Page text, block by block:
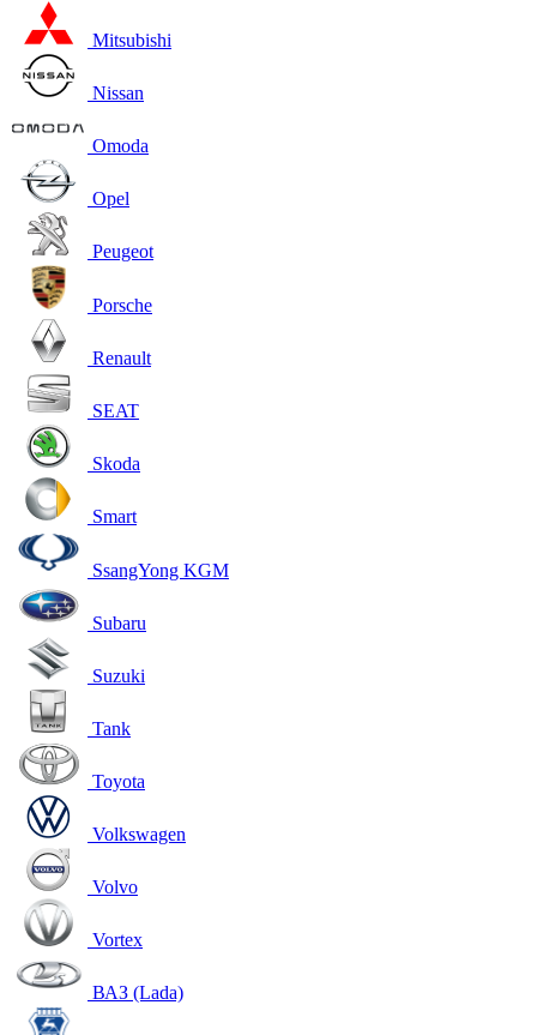
Mitsubishi
Nissan
Omoda
Opel
Peugeot
Porsche
Renault
SEAT
Skoda
Smart
SsangYong KGM
Subaru
Suzuki
Tank
Toyota
Volkswagen
Volvo
Vortex
ВАЗ (Lada)